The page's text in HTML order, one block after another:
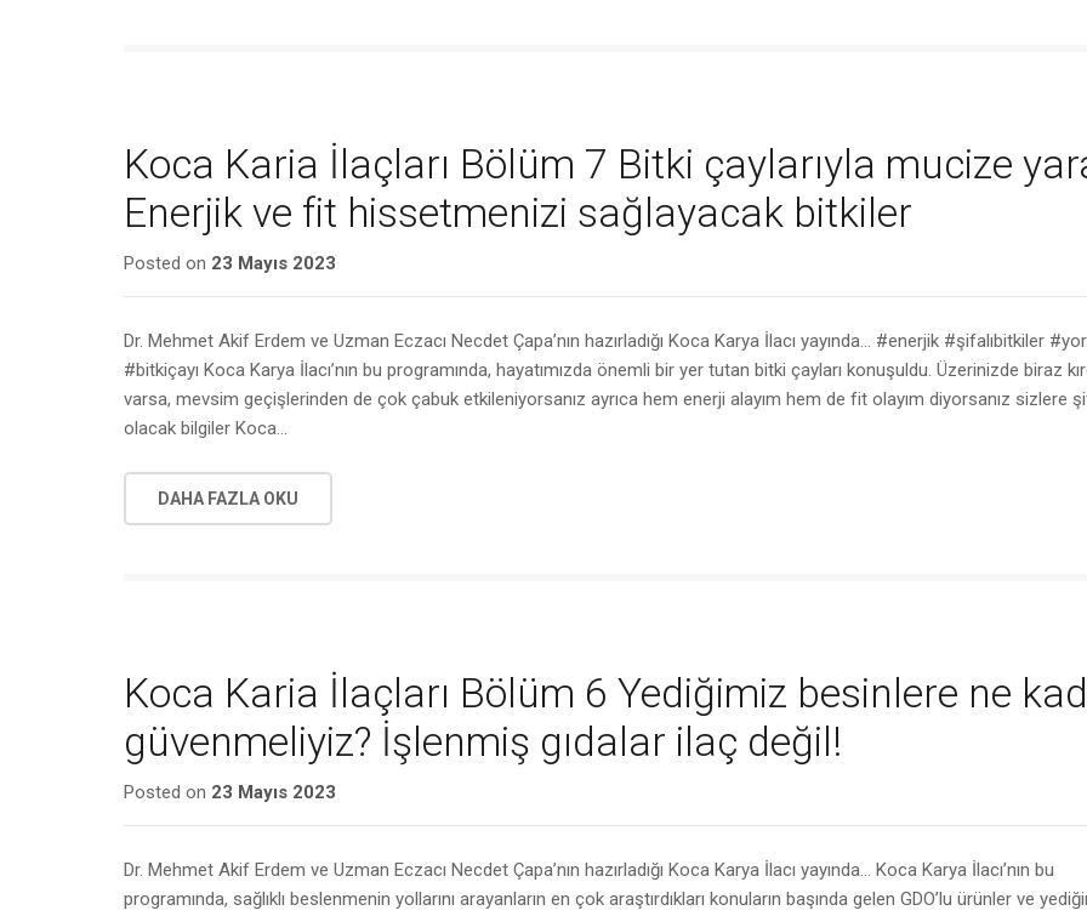
Koca Karia İlaçları Bölüm 7 Bitki çaylarıyla mucize
Enerjik ve fit hissetmenizi sağlayacak bitkiler
Posted on 23 Mayıs 2023
Dr. Mehmet Akif Erdem ve Uzman Eczacı Necdet Çapa’nın hazırladığı Koca Karya İlacı yayında… #enerjik #şifalıbitkiler
#bitkiçayı Koca Karya İlacı’nın bu programında, hayatımızda önemli bir yer tutan bitki çayları konuşuldu. Üzerinizde biraz
varsa, mevsim geçişlerinden de çok çabuk etkileniyorsanız ayrıca hem enerji alayım hem de fit olayım diyorsanız sizlere
olacak bilgiler Koca…
DAHA FAZLA OKU
Koca Karia İlaçları Bölüm 6 Yediğimiz besinlere ne
güvenmeliyiz? İşlenmiş gıdalar ilaç değil!
Posted on 23 Mayıs 2023
Dr. Mehmet Akif Erdem ve Uzman Eczacı Necdet Çapa’nın hazırladığı Koca Karya İlacı yayında… Koca Karya İlacı’nın bu
programında, sağlıklı beslenmenin yollarını arayanların en çok araştırdıkları konuların başında gelen GDO’lu ürünler ve